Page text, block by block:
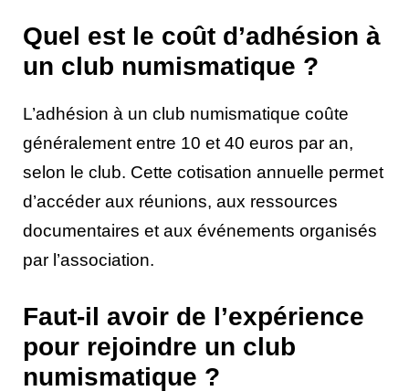
Quel est le coût d’adhésion à
un club numismatique ?
L’adhésion à un club numismatique coûte
généralement entre 10 et 40 euros par an,
selon le club. Cette cotisation annuelle permet
d’accéder aux réunions, aux ressources
documentaires et aux événements organisés
par l’association.
Faut-il avoir de l’expérience
pour rejoindre un club
numismatique ?